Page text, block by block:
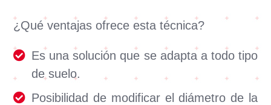
¿Qué ventajas ofrece esta técnica?
Es una solución que se adapta a todo tipo
de suelo.
Posibilidad de modificar el diámetro de la